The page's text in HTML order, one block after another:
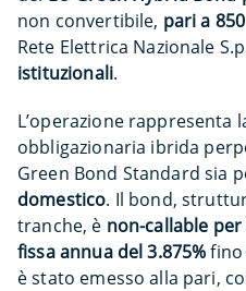
non convertibile, pari a
Rete Elettrica Nazionale
istituzionali.
L’operazione rappresenta
obbligazionaria ibrida
Green Bond Standard sia
domestico. Il bond,
tranche, è non-callable
fissa annua del 3.875%fino
è stato emesso alla pari,